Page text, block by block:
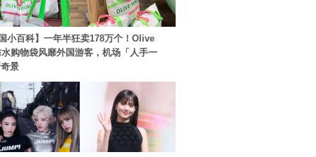
小百科】一年半狂卖178万个！Olive
购物袋风靡外国游客，机场「人手一
景